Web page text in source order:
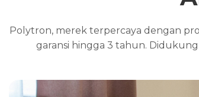
Polytron, merek terpercaya dengan
garansi hingga 3 tahun.